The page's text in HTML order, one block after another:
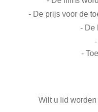
- De prijs voor de
- De
-
Wilt u lid